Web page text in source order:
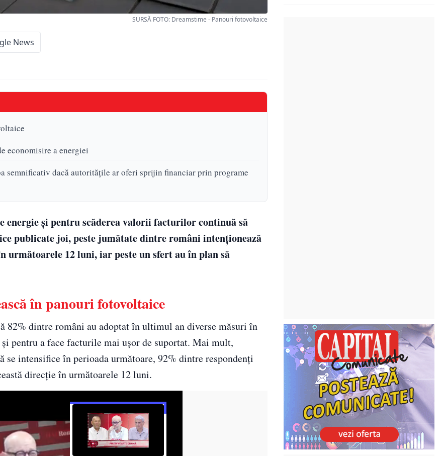
SURSĂ FOTO: Dreamstime - Panouri fotovoltaice
News
economisire a energiei
semnificativ dacă autoritățile ar oferi sprijin financiar prin programe
și pentru scăderea valorii facturilor continuă să
publicate joi, peste jumătate dintre români intenționează
12 luni, iar peste un sfert au în plan să
în panouri fotovoltaice
82% dintre români au adoptat în ultimul an diverse măsuri în
și pentru a face facturile mai ușor de suportat. Mai mult,
se intensifice în perioada următoare, 92% dintre respondenți
direcție în următoarele 12 luni.